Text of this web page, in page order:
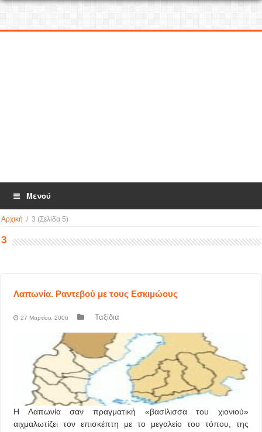
Μενού
Αρχική / 3 (Σελίδα 5)
3
Λαπωνία. Ραντεβού με τους Εσκιμώους
27 Μαρτίου, 2006 Ταξίδια
Η Λαπωνία σαν πραγματική «βασίλισσα του χιονιού»
αιχμαλωτίζει τον επισκέπτη με το μεγαλείο του τόπου, της